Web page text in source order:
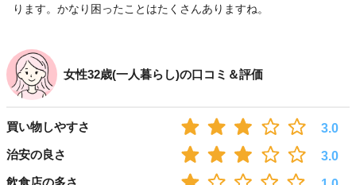
ります。かなり困ったことはたくさんありますね。
女性32歳(一人暮らし)の口コミ＆評価
買い物しやすさ
3.0
治安の良さ
3.0
飲食店の多さ